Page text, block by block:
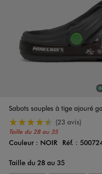
1
Sabots souples à tige ajouré
Taille du 28 au 35
4.5/5 de moyenne
(23 avis)
Couleur
Couleur : NOIR Réf. :
Taille du 28 au 35